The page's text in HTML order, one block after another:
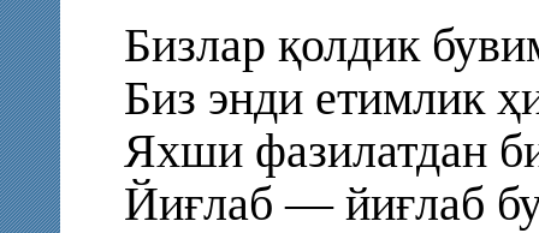
Бизлар қолдик
Биз энди етимлик
Яхши фазилатдан
Йиғлаб — йиғлаб